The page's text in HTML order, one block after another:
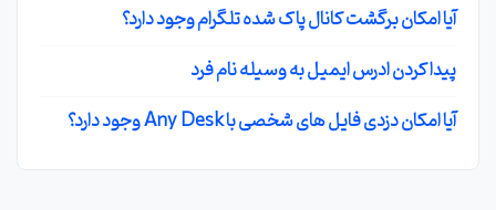
آیا امکان برگشت کانال پاک شده تلگرام وجود دارد؟
پیدا کردن ادرس ایمیل به وسیله نام فرد
آیا امکان دزدی فایل های شخصی با Any Desk وجود دارد؟